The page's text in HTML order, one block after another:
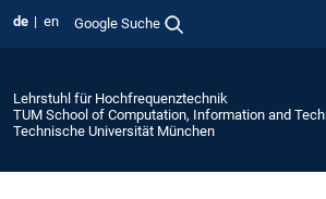
de en Google Suche
Lehrstuhl für Hochfrequenztechnik
TUM School of Computation, Information and
Technische Universität München